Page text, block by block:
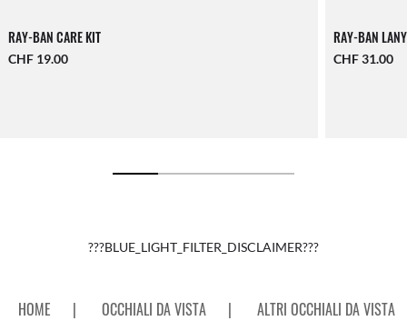
RAY-BAN CARE KIT
CHF 19.00
RAY-BAN
CHF 31.00
???BLUE_LIGHT_FILTER_DISCLAIMER???
HOME | OCCHIALI DA VISTA | ALTRI OCCHIALI DA VISTA